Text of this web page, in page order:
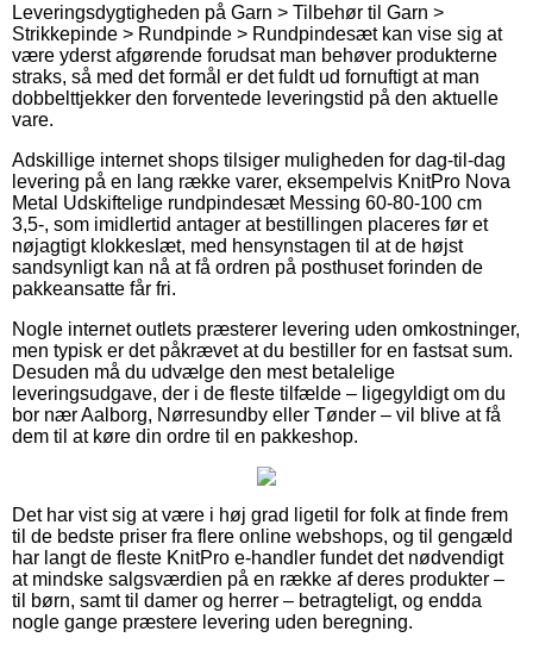
Leveringsdygtigheden på Garn > Tilbehør til Garn >
Strikkepinde > Rundpinde > Rundpindesæt kan vise sig at
være yderst afgørende forudsat man behøver produkterne
straks, så med det formål er det fuldt ud fornuftigt at man
dobbelttjekker den forventede leveringstid på den aktuelle
vare.
Adskillige internet shops tilsiger muligheden for dag-til-dag
levering på en lang række varer, eksempelvis KnitPro Nova
Metal Udskiftelige rundpindesæt Messing 60-80-100 cm
3,5-, som imidlertid antager at bestillingen placeres før et
nøjagtigt klokkeslæt, med hensynstagen til at de højst
sandsynligt kan nå at få ordren på posthuset forinden de
pakkeansatte får fri.
Nogle internet outlets præsterer levering uden omkostninger,
men typisk er det påkrævet at du bestiller for en fastsat sum.
Desuden må du udvælge den mest betalelige
leveringsudgave, der i de fleste tilfælde – ligegyldigt om du
bor nær Aalborg, Nørresundby eller Tønder – vil blive at få
dem til at køre din ordre til en pakkeshop.
Det har vist sig at være i høj grad ligetil for folk at finde frem
til de bedste priser fra flere online webshops, og til gengæld
har langt de fleste KnitPro e-handler fundet det nødvendigt
at mindske salgsværdien på en række af deres produkter –
til børn, samt til damer og herrer – betragteligt, og endda
nogle gange præstere levering uden beregning.